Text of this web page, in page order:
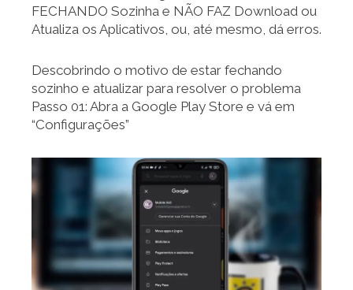
FECHANDO Sozinha e NÃO FAZ Download ou
Atualiza os Aplicativos, ou, até mesmo, dá erros.
Descobrindo o motivo de estar fechando
sozinho e atualizar para resolver o problema
Passo 01: Abra a Google Play Store e vá em
“Configurações”